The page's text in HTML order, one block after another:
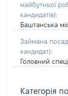
майбутньої
кандидатів):
Баштанська
Займана
кандидат):
Головний
Категорія